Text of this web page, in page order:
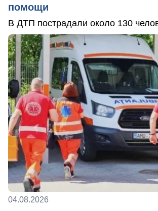
помощи
В ДТП пострадали около 130
04.08.2026